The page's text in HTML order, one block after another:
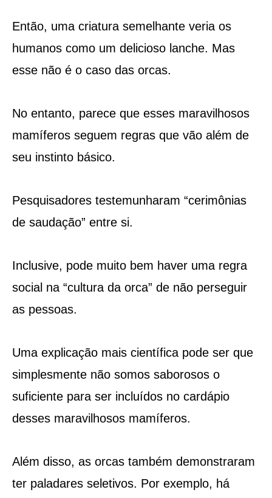
Então, uma criatura semelhante veria os
humanos como um delicioso lanche. Mas
esse não é o caso das orcas.
No entanto, parece que esses maravilhosos
mamíferos seguem regras que vão além de
seu instinto básico.
Pesquisadores testemunharam “cerimônias
de saudação” entre si.
Inclusive, pode muito bem haver uma regra
social na “cultura da orca” de não perseguir
as pessoas.
Uma explicação mais científica pode ser que
simplesmente não somos saborosos o
suficiente para ser incluídos no cardápio
desses maravilhosos mamíferos.
Além disso, as orcas também demonstraram
ter paladares seletivos. Por exemplo, há